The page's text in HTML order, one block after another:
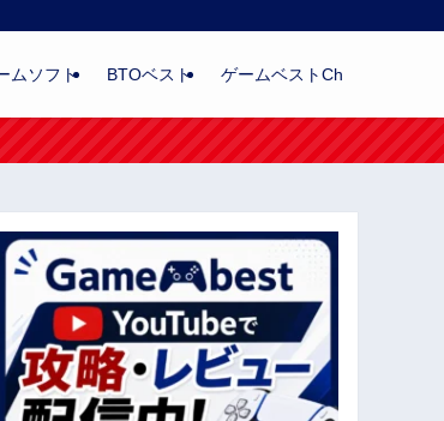
ムソフト BTOベスト ゲームベストCh